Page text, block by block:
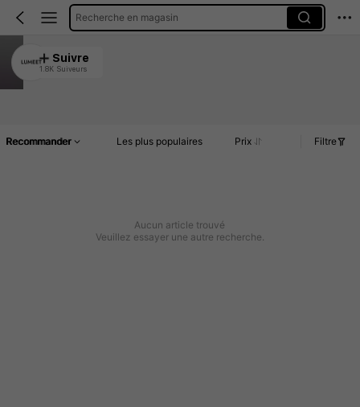
Recherche en magasin
LUMEET
4.94
Suivre
1.8K Suiveurs
Recommander Les plus populaires Prix Filtre
Aucun article trouvé
Veuillez essayer une autre recherche.